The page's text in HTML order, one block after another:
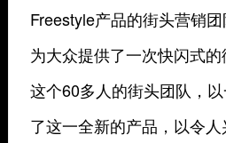
Freestyle产品的街头营销
为大众提供了一次快闪式的
这个60多人的街头团队，
了这一全新的产品，以令